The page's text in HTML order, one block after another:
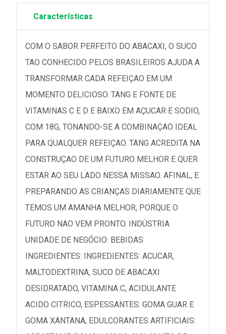
Características
COM O SABOR PERFEITO DO ABACAXI, O SUCO
TAO CONHECIDO PELOS BRASILEIROS AJUDA A
TRANSFORMAR CADA REFEIÇAO EM UM
MOMENTO DELICIOSO. TANG E FONTE DE
VITAMINAS C E D E BAIXO EM AÇUCAR E SODIO,
COM 18G, TONANDO-SE A COMBINAÇAO IDEAL
PARA QUALQUER REFEIÇAO. TANG ACREDITA NA
CONSTRUÇAO DE UM FUTURO MELHOR E QUER
ESTAR AO SEU LADO NESSA MISSAO. AFINAL, E
PREPARANDO AS CRIANÇAS DIARIAMENTE QUE
TEMOS UM AMANHA MELHOR, PORQUE O
FUTURO NAO VEM PRONTO. INDÚSTRIA
UNIDADE DE NEGÓCIO: BEBIDAS
INGREDIENTES: INGREDIENTES: ACUCAR,
MALTODEXTRINA, SUCO DE ABACAXI
DESIDRATADO, VITAMINA C, ACIDULANTE
ACIDO CITRICO, ESPESSANTES: GOMA GUAR E
GOMA XANTANA, EDULCORANTES ARTIFICIAIS: